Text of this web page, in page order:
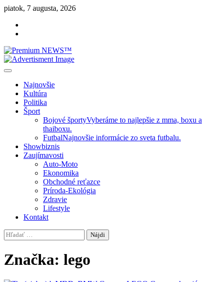
Skip
content
piatok, 7 augusta, 2026
Najnovšie
Kultúra
Politika
Šport
Bojové športyVyberáme to najlepšie z mma, boxu a
thaiboxu.
FutbalNajnovšie informácie zo sveta futbalu.
Showbiznis
Zaujímavosti
Auto-Moto
Ekonomika
Obchodné reťazce
Príroda-Ekológia
Zdravie
Lifestyle
Kontakt
Hľadať:
Značka: lego